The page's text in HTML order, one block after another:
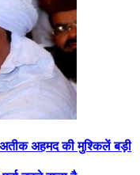
अहमद की मुश्किलें बड़ी